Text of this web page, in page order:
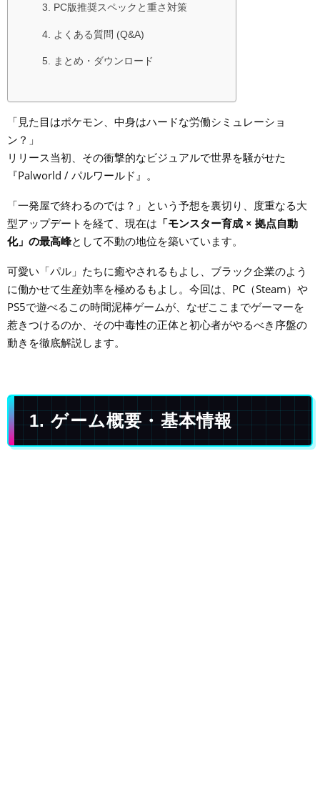
3. PC版推奨スペックと重さ対策
4. よくある質問 (Q&A)
5. まとめ・ダウンロード
「見た目はポケモン、中身はハードな労働シミュレーショ
ン？」
リリース当初、その衝撃的なビジュアルで世界を騒がせた
『Palworld / パルワールド』。
「一発屋で終わるのでは？」という予想を裏切り、度重なる大
型アップデートを経て、現在は 「モンスター育成 × 拠点自動
化」の最高峰として不動の地位を築いています。
可愛い「パル」たちに癒やされるもよし、ブラック企業のよう
に働かせて生産効率を極めるもよし。今回は、PC（Steam）や
PS5で遊べるこの時間泥棒ゲームが、なぜここまでゲーマーを
惹きつけるのか、その中毒性の正体と初心者がやるべき序盤の
動きを徹底解説します。
1. ゲーム概要・基本情報